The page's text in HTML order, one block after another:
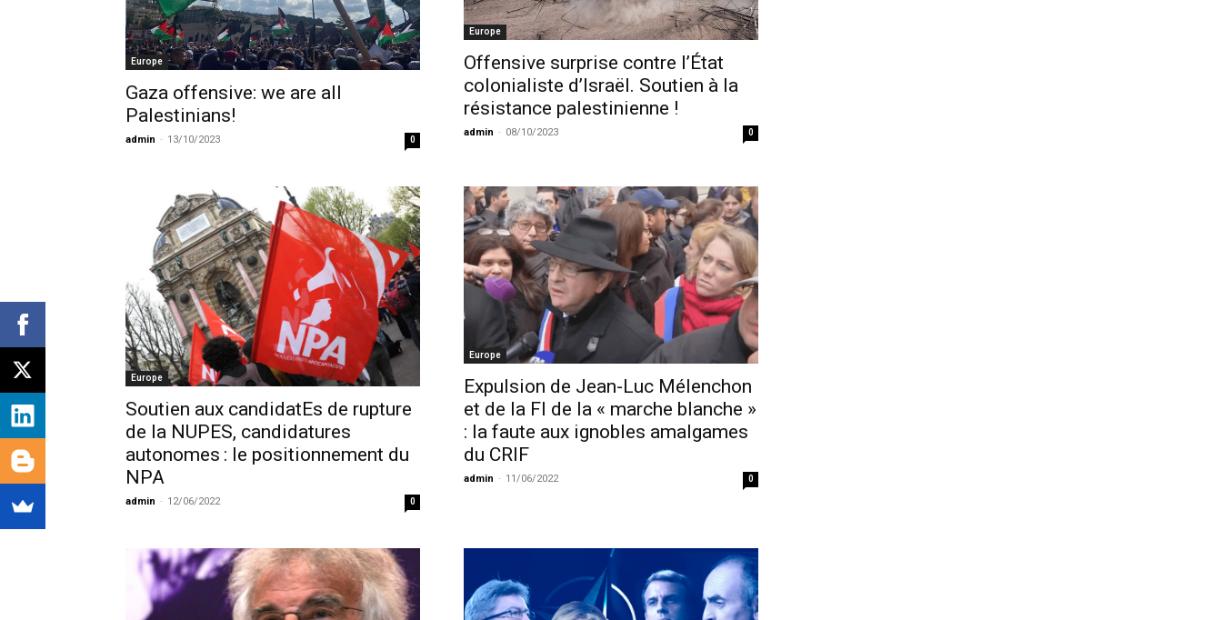
Europe
Gaza offensive: we are all
Palestinians!
admin - 13/10/2023 0
Europe
Offensive surprise contre l’État
colonialiste d’Israël. Soutien à la
résistance palestinienne !
admin - 08/10/2023 0
Europe
Soutien aux candidatEs de rupture
de la NUPES, candidatures
autonomes : le positionnement du
NPA
admin - 12/06/2022 0
Europe
Expulsion de Jean-Luc Mélenchon
et de la FI de la « marche blanche »
: la faute aux ignobles amalgames
du CRIF
admin - 11/06/2022 0